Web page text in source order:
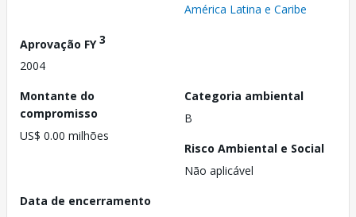
América Latina e Caribe
Aprovação FY3
2004
Montante do
compromisso
US$ 0.00 milhões
Categoria ambiental
B
Risco Ambiental e Social
Não aplicável
Data de encerramento